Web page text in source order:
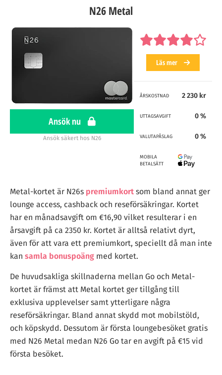
N26 Metal
Ansök nu
Ansök säkert hos N26
Läs mer
ÅRSKOSTNAD 2 230 kr
UTTAGSAVGIFT 0 %
VALUTAPÅSLAG 0 %
MOBILA
BETALSÄTT
Metal-kortet är N26s premiumkort som bland annat ger
lounge access, cashback och reseförsäkringar. Kortet
har en månadsavgift om €16,90 vilket resulterar i en
årsavgift på ca 2350 kr. Kortet är alltså relativt dyrt,
även för att vara ett premiumkort, speciellt då man inte
kan samla bonuspoäng med kortet.
De huvudsakliga skillnaderna mellan Go och Metal-
kortet är främst att Metal kortet ger tillgång till
exklusiva upplevelser samt ytterligare några
reseförsäkringar. Bland annat skydd mot mobilstöld,
och köpskydd. Dessutom är första loungebesöket gratis
med N26 Metal medan N26 Go tar en avgift på €15 vid
första besöket.